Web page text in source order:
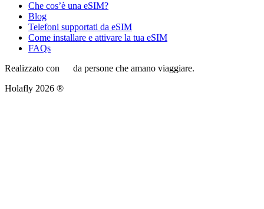
Che cos’è una eSIM?
Blog
Telefoni supportati da eSIM
Come installare e attivare la tua eSIM
FAQs
Realizzato con
da persone che amano viaggiare.
Holafly 2026 ®